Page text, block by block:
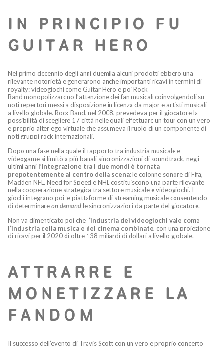
IN PRINCIPIO FU
GUITAR HERO
Nel primo decennio degli anni duemila alcuni prodotti ebbero una
rilevante notorietà e generarono anche importanti ricavi in termini di
royalty: videogiochi come Guitar Hero e poi Rock
Band monopolizzarono l’attenzione dei fan musicali coinvolgendoli su
noti repertori messi a disposizione in licenza da major e artisti musicali
a livello globale. Rock Band, nel 2008, prevedeva per il giocatore la
possibilità di scegliere 17 città nelle quali effettuare un tour con un vero
e proprio alter ego virtuale che assumeva il ruolo di un componente di
noti gruppi rock internazionali.
Dopo una fase nella quale il rapporto tra industria musicale e
videogame si limitò a più banali sincronizzazioni di soundtrack, negli
ultimi anni l’integrazione tra i due mondi è tornata
prepotentemente al centro della scena: le colonne sonore di Fifa,
Madden NFL, Need for Speed e NHL costituiscono una parte rilevante
nella cooperazione strategica tra settore musicale e videogiochi. I
giochi integrano poi le piattaforme di streaming musicale consentendo
di determinareon demandle sincronizzazioni da parte del giocatore.
Non va dimenticato poi che l’industria dei videogiochi vale come
l’industria della musica e del cinema combinate, con una proiezione
di ricavi per il 2020 di oltre 138 miliardi di dollari a livello globale.
ATTRARRE E
MONETIZZARE LA
FANDOM
Il successo dell’evento di Travis Scott con un vero e proprio concerto